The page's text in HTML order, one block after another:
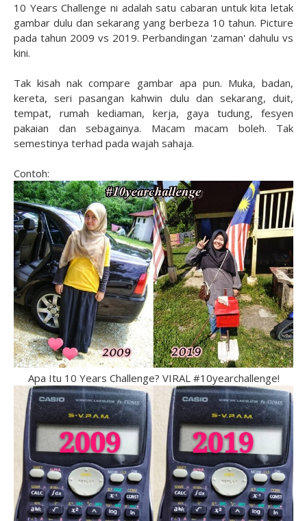
10 Years Challenge ni adalah satu cabaran untuk kita letak
gambar dulu dan sekarang yang berbeza 10 tahun. Picture
pada tahun 2009 vs 2019. Perbandingan 'zaman' dahulu vs
kini.
Tak kisah nak compare gambar apa pun. Muka, badan,
kereta, seri pasangan kahwin dulu dan sekarang, duit,
tempat, rumah kediaman, kerja, gaya tudung, fesyen
pakaian dan sebagainya. Macam macam boleh. Tak
semestinya terhad pada wajah sahaja.
Contoh:
Apa Itu 10 Years Challenge? VIRAL #10yearchallenge!